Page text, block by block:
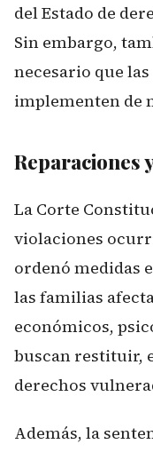
del Estado de
Sin embargo,
necesario que
implementen de
Reparaciones
La Corte
violaciones
ordenó medidas
las familias
económicos,
buscan restituir,
derechos
Además, la